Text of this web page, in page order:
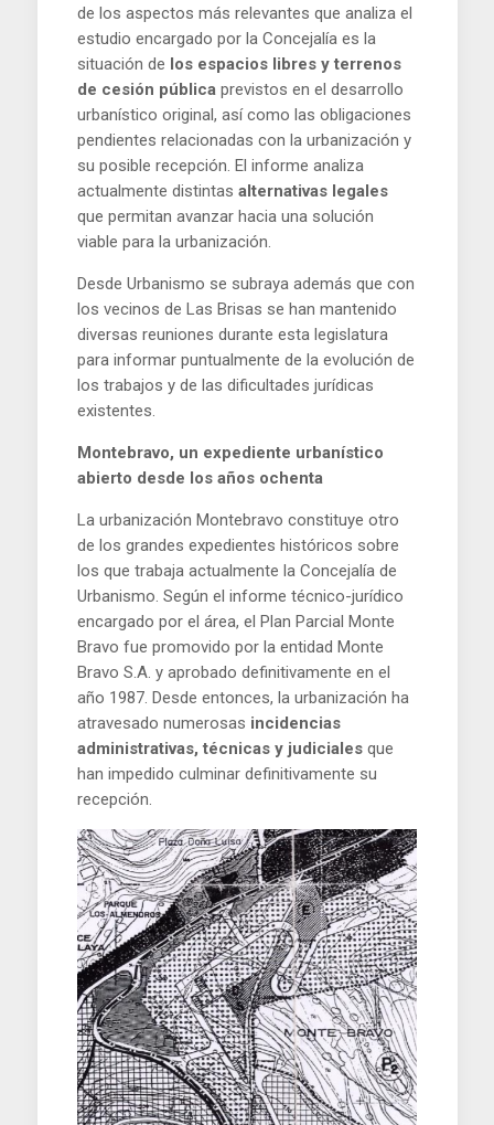
de los aspectos más relevantes que analiza el
estudio encargado por la Concejalía es la
situación de los espacios libres y terrenos
de cesión públicaprevistos en el desarrollo
urbanístico original, así como las obligaciones
pendientes relacionadas con la urbanización y
su posible recepción. El informe analiza
actualmente distintasalternativas legales
que permitan avanzar hacia una solución
viable para la urbanización.
Desde Urbanismo se subraya además que con
los vecinos de Las Brisas se han mantenido
diversas reuniones durante esta legislatura
para informar puntualmente de la evolución de
los trabajos y de las dificultades jurídicas
existentes.
Montebravo, un expediente urbanístico
abierto desde los años ochenta
La urbanización Montebravo constituye otro
de los grandes expedientes históricos sobre
los que trabaja actualmente la Concejalía de
Urbanismo. Según el informe técnico-jurídico
encargado por el área, el Plan Parcial Monte
Bravo fue promovido por la entidad Monte
Bravo S.A. y aprobado definitivamente en el
año 1987. Desde entonces, la urbanización ha
atravesado numerosas incidencias
administrativas, técnicas y judicialesque
han impedido culminar definitivamente su
recepción.